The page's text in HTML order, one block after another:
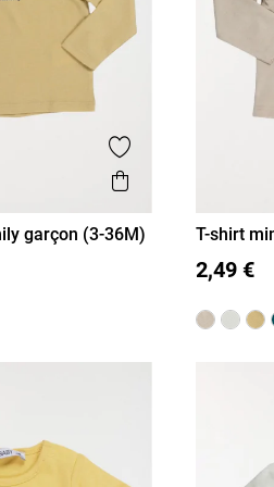
Ajouter aux
Aperçu rapide
36M
garçon (3-36M) 3M
T-shirt
2,49 €